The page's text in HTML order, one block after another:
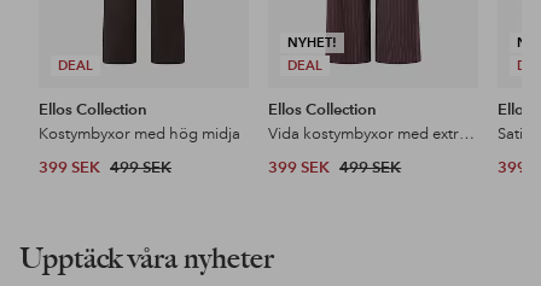
DEAL
Ellos Collection
Kostymbyxor med hög midja
399 SEK 499 SEK
NYHET!
DEAL
Ellos Collection
Vida kostymbyxor med extra hög midja
399 SEK 499 SEK
Ellos
399
Upptäck våra nyheter